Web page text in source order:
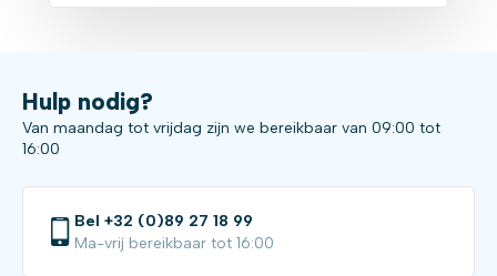
Hulp nodig?
Van maandag tot vrijdag zijn we bereikbaar van 09:00 tot
16:00
Bel +32 (0)89 27 18 99
Ma-vrij bereikbaar tot 16:00